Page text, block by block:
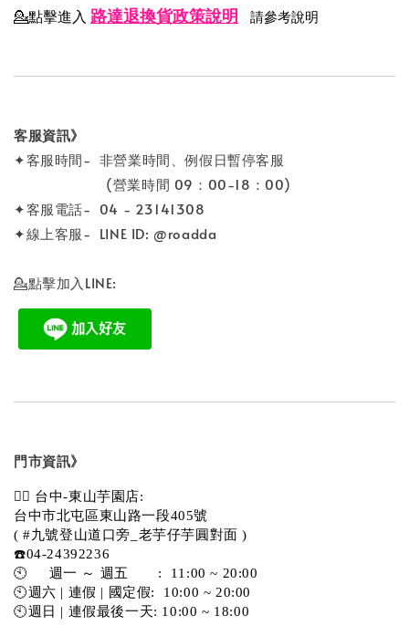
💁點擊進入 路達退換貨政策說明 請參考說明
客服資訊》
✦客服時間- 非營業時間、例假日暫停客服
(營業時間 09：00-18：00)
✦客服電話- 04 - 23141308
✦線上客服- LINE ID: @roadda
💁點擊加入LINE:
門市資訊》
💁‍♀️ 台中-東山芋園店:
台中市北屯區東山路一段405號
( #九號登山道口旁_老芋仔芋圓對面 )
☎️04-24392236
🕙     週一 ～ 週五       :  11:00 ~ 20:00
🕙週六 | 連假 | 國定假:  10:00 ~ 20:00
🕙週日 | 連假最後一天: 10:00 ~ 18:00